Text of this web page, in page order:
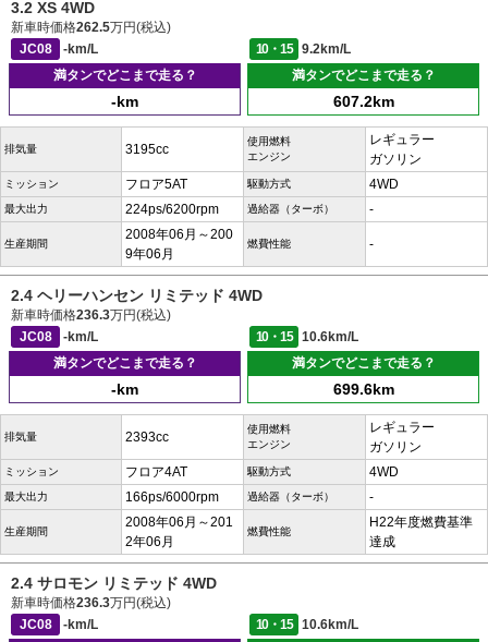
3.2 XS 4WD
新車時価格262.5万円(税込)
JC08
-km/L 10・15
9.2km/L
満タンでどこまで走る？
-km
満タンでどこまで走る？
607.2km
排気量 3195cc
使用燃料
エンジン
レギュラー
ガソリン
ミッション フロア5AT 駆動方式 4WD
最大出力 224ps/6200rpm 過給器（ターボ） -
生産期間
2008年06月～200
9年06月
燃費性能 -
2.4 ヘリーハンセン リミテッド 4WD
新車時価格236.3万円(税込)
JC08
-km/L 10・15
10.6km/L
満タンでどこまで走る？
-km
満タンでどこまで走る？
699.6km
排気量 2393cc
使用燃料
エンジン
レギュラー
ガソリン
ミッション フロア4AT 駆動方式 4WD
最大出力 166ps/6000rpm 過給器（ターボ） -
生産期間
2008年06月～201
2年06月
燃費性能
H22年度燃費基準
達成
2.4 サロモン リミテッド 4WD
新車時価格236.3万円(税込)
JC08
-km/L 10・15
10.6km/L